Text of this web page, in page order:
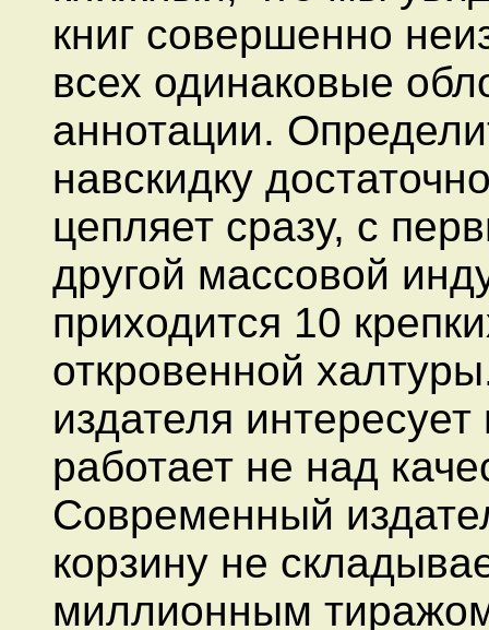
книг совершенно
всех одинаковые
аннотации.
навскидку
цепляет сразу, с
другой массовой
приходится 10
откровенной
издателя
работает не над
Современный
корзину не
миллионным